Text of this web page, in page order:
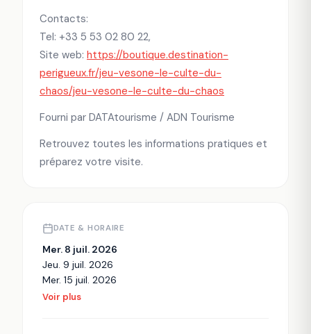
Contacts:
Tel: +33 5 53 02 80 22,
Site web: https://boutique.destination-
perigueux.fr/jeu-vesone-le-culte-du-
chaos/jeu-vesone-le-culte-du-chaos
Fourni par DATAtourisme / ADN Tourisme
Retrouvez toutes les informations pratiques et
préparez votre visite.
DATE & HORAIRE
Mer. 8 juil. 2026
Jeu. 9 juil. 2026
Mer. 15 juil. 2026
Voir plus